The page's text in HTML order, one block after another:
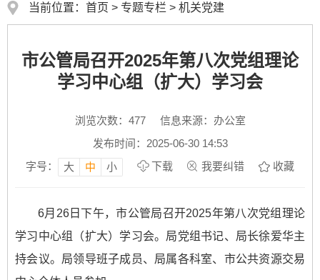
当前位置： 首页 > 专题专栏 > 机关党建
市公管局召开2025年第八次党组理论
学习中心组（扩大）学习会
浏览次数： 477
信息来源：办公室
发布时间：2025-06-30 14:53
字号：
大 中 小 下载 我要纠错 收藏
6月26日下午，市公管局召开2025年第八次党组理论
学习中心组（扩大）学习会。局党组书记、局长徐爱华主
持会议。局领导班子成员、局属各科室、市公共资源交易